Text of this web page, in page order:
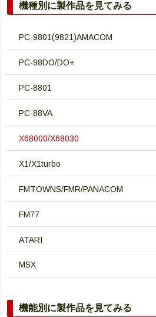
機種別に製作品を見てみる
PC-9801(9821)AMACOM
PC-98DO/DO+
PC-8801
PC-88VA
X68000/X68030
X1/X1turbo
FMTOWNS/FMR/PANACOM
FM77
ATARI
MSX
機能別に製作品を見てみる